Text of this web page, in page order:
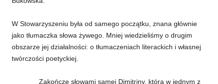
W Stowarzyszeniu była od samego początku, znana głównie
jako tłumaczka słowa żywego. Mniej wiedzieliśmy o drugim
obszarze jej działalności: o tłumaczeniach literackich i własnej
twórczości poetyckiej.
Zakończę słowami samej Dimitriny, która w jednym z